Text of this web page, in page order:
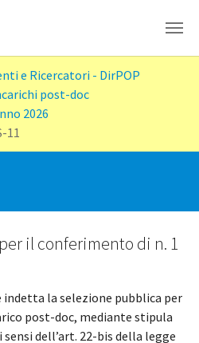
e Ricercatori - DirPOP
post-doc
2026
11
il conferimento di n. 1
indetta la selezione pubblica per
post-doc, mediante stipula
dell’art. 22-bis della legge